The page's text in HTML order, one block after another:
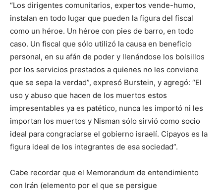
“Los dirigentes comunitarios, expertos vende-humo,
instalan en todo lugar que pueden la figura del fiscal
como un héroe. Un héroe con pies de barro, en todo
caso. Un fiscal que sólo utilizó la causa en beneficio
personal, en su afán de poder y llenándose los bolsillos
por los servicios prestados a quienes no les conviene
que se sepa la verdad”, expresó Burstein, y agregó: “El
uso y abuso que hacen de los muertos estos
impresentables ya es patético, nunca les importó ni les
importan los muertos y Nisman sólo sirvió como socio
ideal para congraciarse el gobierno israelí. Cipayos es la
figura ideal de los integrantes de esa sociedad”.
Cabe recordar que el Memorandum de entendimiento
con Irán (elemento por el que se persigue